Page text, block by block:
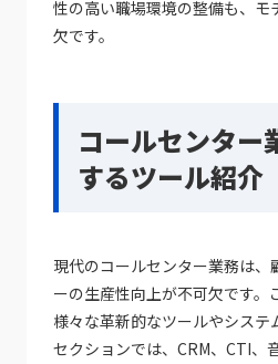
性の高い職場環境の整備も、モ
欠です。
コールセンター
するツール紹介
現代のコールセンター業務は、
ーの生産性向上が不可欠です。
様々な革新的なツールやシステ
セクションでは、CRM、CTI、